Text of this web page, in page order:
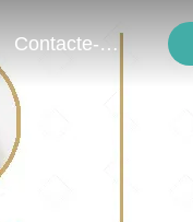
Contacte-Nos